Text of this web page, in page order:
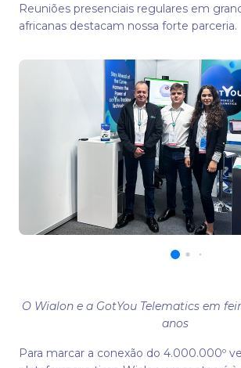
Reuniões presenciais regulares em
africanas destacam nossa forte parceria.
O Wialon e a GotYou Telematics em
anos
Para marcar a conexão do 4.000.000º